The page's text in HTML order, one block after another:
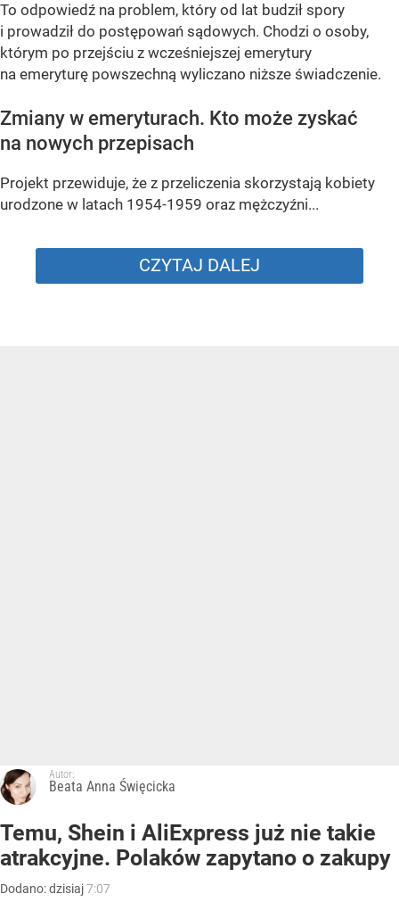
To odpowiedź na problem, który od lat budził spory
i prowadził do postępowań sądowych. Chodzi o osoby,
którym po przejściu z wcześniejszej emerytury
na emeryturę powszechną wyliczano niższe świadczenie.
Zmiany w emeryturach. Kto może zyskać
na nowych przepisach
Projekt przewiduje, że z przeliczenia skorzystają kobiety
urodzone w latach 1954-1959 oraz mężczyźni...
CZYTAJ DALEJ
Autor:
Beata Anna Święcicka
Temu, Shein i AliExpress już nie takie
atrakcyjne. Polaków zapytano o zakupy
Dodano:dzisiaj7:07